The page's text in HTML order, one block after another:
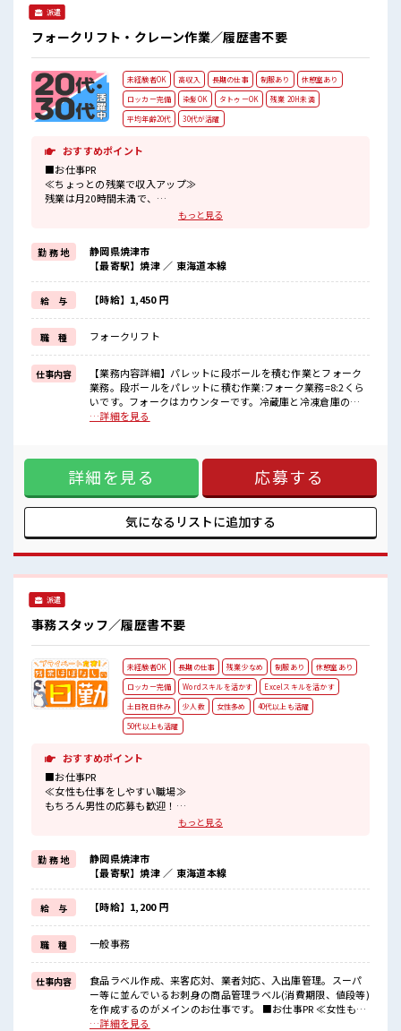
派遣
フォークリフト・クレーン作業／履歴書不要
未経験者OK 高収入 長期の仕事 制服あり
休憩室あり
ロッカー完備
染髪OK タトゥーOK
残業 20H未満
平均年齢20代
30代が活躍
おすすめポイント
■お仕事PR
≪ちょっとの残業で収入アップ≫
残業は月20時間未満で、
派手過ぎなければ髪型や髪色自由♪
(規定有)≪機能的な制服アリ≫
制服があるので、
毎日の服装の悩み解消♪
≪初めての仕事だけど自分にもできそう≫
新しいことにチャレンジするのは不安だけど、
しっかり働く環境が整っています！
イチからスキルUP・ステップUP目指していきましょう！
≪様々なお仕事をご提案≫
一人で悩まず気軽に相談できる、
派遣のお仕事です！
■職場の雰囲気
モチベーションもUP！
20代の若い世代がたくさん活躍中の活気ある職場！
仕事の合間の息抜きは休憩室で♪
程よく残業あり！
もっと見る
勤 務 地
静岡県焼津市
【最寄駅】焼津 ／ 東海道本線
給 与 【時給】1,450 円
職 種 フォークリフト
仕事内容
【業務内容詳細】パレットに段ボールを積む作業とフォーク
業務。段ボールをパレットに積む作業:フォーク業務=8:2くら
いです。フォークはカウンターです。冷蔵庫と冷凍倉庫の行
き来あります。【取扱製品情報】スーパー、冷凍食品通販な
ます♪ ≪モチベーションもUP≫ 派手過ぎなければ髪型や髪色
自由♪ (規定有)≪機能的な制服アリ≫ 制服があるので、 毎日
の服装の悩み解消♪ ≪初めての仕事だけど自分にもできそう
≫ 新しいことにチャレンジするのは不安だけど、 しっかり働
く環境が整っています！ イチからスキルUP・ステップUP目
指していきましょう！ ≪様々なお仕事をご提案≫ 一人で悩ま
型・髪色自由♪ 派手過ぎなければOKだから、 モチベーショ
ンもUP！ 20代の若い世代がたくさん活躍中の活気ある職場！
…詳細を見る
詳細を見る 応募する
気になるリストに追加する
派遣
事務スタッフ／履歴書不要
未経験者OK 長期の仕事 残業少なめ 制服あり
休憩室あり
ロッカー完備
Wordスキルを活かす
Excelスキルを活かす
土日祝日休み
少人数 女性多め
40代以上も活躍
50代以上も活躍
おすすめポイント
■お仕事PR
≪女性も仕事をしやすい職場≫
もちろん男性の応募も歓迎！
残業はほとんどナシ！
≪週休2日制≫
週末は家族や友人と一緒にプライベート満喫！
≪ラクラク制服アリ≫
制服があるので、
毎日の服装の悩み解消♪
≪初めての仕事だけど自分にもできそう≫
新しいことにチャレンジするのは不安だけど、
しっかり働く環境が整っています！
イチからスキルUP・ステップUP目指していきましょう！
■職場の雰囲気
女性が多い職場ですが男女は問いません！
もっと見る
勤 務 地
静岡県焼津市
【最寄駅】焼津 ／ 東海道本線
給 与 【時給】1,200 円
職 種 一般事務
仕事内容
食品ラベル作成、来客応対、業者対応、入出庫管理。スーパ
ー等に並んでいるお刺身の商品管理ラベル(消費期限、値段等)
を作成するのがメインのお仕事です。 ■お仕事PR ≪女性も仕
事をしやすい職場≫ もちろん男性の応募も歓迎！ ≪プライベ
…詳細を見る